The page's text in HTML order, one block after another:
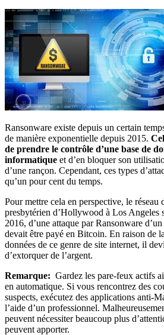
Ransonware existe depuis un certain
de manière exponentielle depuis 2015.
de prendre le contrôle d’une base de
informatique et d’en bloquer son
d’une rançon. Cependant, ces types
qu’un pour cent du temps.
Pour mettre cela en perspective, le réseau
presbytérien d’Hollywood à Los Angeles
2016, d’une attaque par Ransonware
devait être payé en Bitcoin. En raison de
données de ce genre de site internet, il
d’extorquer de l’argent.
Remarque: Gardez les pare-feux actifs
en automatique. Si vous rencontrez des
suspects, exécutez des applications anti-
l’aide d’un professionnel.
peuvent nécessiter beaucoup plus
peuvent apporter.